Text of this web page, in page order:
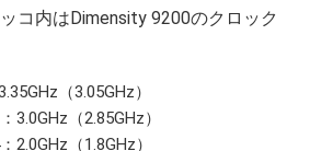
コ内はDimensity 9200のクロック
（3.05GHz）
3.0GHz（2.85GHz）
2.0GHz（1.8GHz）